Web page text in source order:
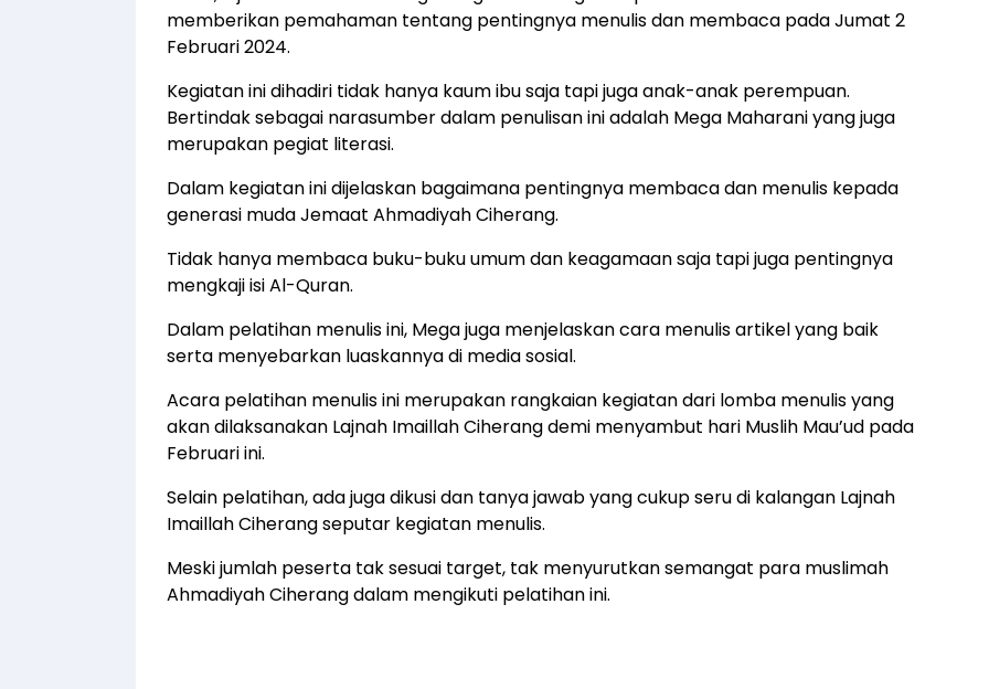
memberikan pemahaman tentang pentingnya menulis dan membaca pada Jumat 2
Februari 2024.
Kegiatan ini dihadiri tidak hanya kaum ibu saja tapi juga anak-anak perempuan.
Bertindak sebagai narasumber dalam penulisan ini adalah Mega Maharani yang juga
merupakan pegiat literasi.
Dalam kegiatan ini dijelaskan bagaimana pentingnya membaca dan menulis kepada
generasi muda Jemaat Ahmadiyah Ciherang.
Tidak hanya membaca buku-buku umum dan keagamaan saja tapi juga pentingnya
mengkaji isi Al-Quran.
Dalam pelatihan menulis ini, Mega juga menjelaskan cara menulis artikel yang baik
serta menyebarkan luaskannya di media sosial.
Acara pelatihan menulis ini merupakan rangkaian kegiatan dari lomba menulis yang
akan dilaksanakan Lajnah Imaillah Ciherang demi menyambut hari Muslih Mau’ud pada
Februari ini.
Selain pelatihan, ada juga dikusi dan tanya jawab yang cukup seru di kalangan Lajnah
Imaillah Ciherang seputar kegiatan menulis.
Meski jumlah peserta tak sesuai target, tak menyurutkan semangat para muslimah
Ahmadiyah Ciherang dalam mengikuti pelatihan ini.